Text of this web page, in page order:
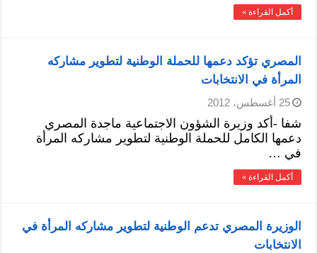
أكمل القراءة »
المصري تؤكد دعمها للحملة الوطنية لتطوير مشاركه
المرأة في الانتخابات
25 أغسطس، 2012
شفا -أكد وزيرة الشؤون الاجتماعية ماجدة المصري
دعمها الكامل للحملة الوطنية لتطوير مشاركه المرأة
في …
أكمل القراءة »
الوزيرة المصري تدعم الوطنية لتطوير مشاركه المرأة في
الانتخابات